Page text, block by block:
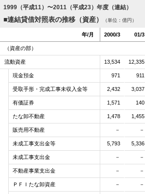
1999（平成11）〜2011（平成23）年度（連結）
連結貸借対照表の推移（資産） （単位：億円）
年/月 2000/3 01/3
年/月 2000/3 01/3
年/月 2000/3 01/3
（資産の部）
流動資産 13,534 12,335
現金預金 971 911
受取手形・完成工事未収入金等 2,432 3,037
有価証券 1,571 140
たな卸不動産 1,478 1,455
販売用不動産 － －
未成工事支出金等 5,793 5,336
未成工事支出金 － －
不動産事業支出金 － －
ＰＦＩたな卸資産 － －
年/月 2000/3 01/3
（資産の部）
流動資産 13,534 12,335
現金預金 971 911
受取手形・完成工事未収入金等 2,432 3,037
有価証券 1,571 140
たな卸不動産 1,478 1,455
販売用不動産 － －
未成工事支出金等 5,793 5,336
未成工事支出金 － －
不動産事業支出金 － －
ＰＦＩたな卸資産 － －